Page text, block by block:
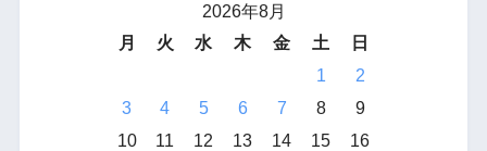
2026年8月
月
火 水 木 金 土
日
1
2
3
4 5 6 7 8
9
10
11 12 13 14 15
16